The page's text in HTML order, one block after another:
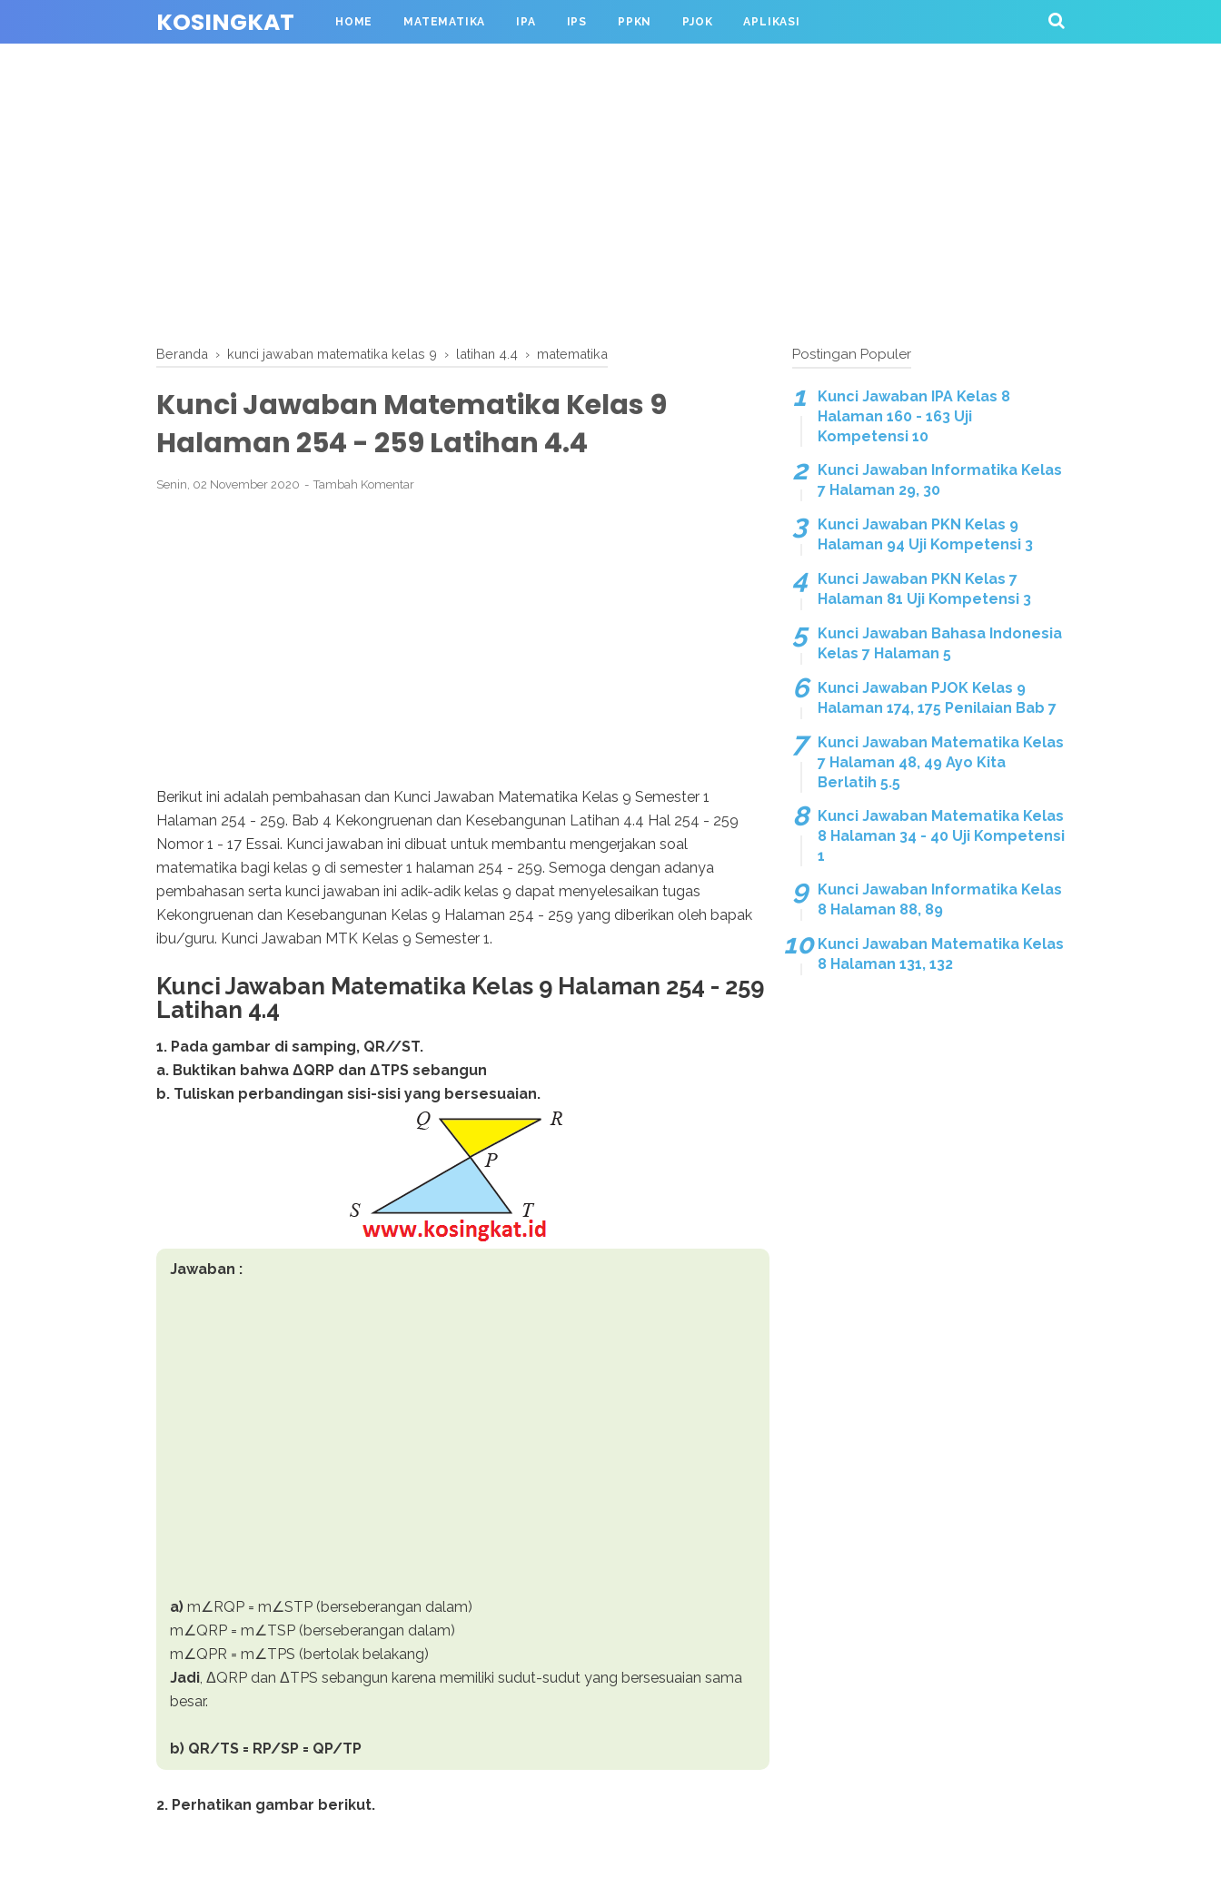
KOSINGKAT HOME MATEMATIKA IPA IPS PPKN PJOK APLIKASI
Beranda › kunci jawaban matematika kelas 9 › latihan 4.4 › matematika
Kunci Jawaban Matematika Kelas 9
Halaman 254 - 259 Latihan 4.4
Senin, 02 November 2020 Tambah Komentar
Berikut ini adalah pembahasan dan Kunci Jawaban Matematika Kelas 9 Semester 1
Halaman 254 - 259. Bab 4 Kekongruenan dan Kesebangunan Latihan 4.4 Hal 254 - 259
Nomor 1 - 17 Essai. Kunci jawaban ini dibuat untuk membantu mengerjakan soal
matematika bagi kelas 9 di semester 1 halaman 254 - 259. Semoga dengan adanya
pembahasan serta kunci jawaban ini adik-adik kelas 9 dapat menyelesaikan tugas
Kekongruenan dan Kesebangunan Kelas 9 Halaman 254 - 259 yang diberikan oleh bapak
ibu/guru. Kunci Jawaban MTK Kelas 9 Semester 1.
Kunci Jawaban Matematika Kelas 9 Halaman 254 - 259
Latihan 4.4
1. Pada gambar di samping, QR//ST.
a. Buktikan bahwa ΔQRP dan ΔTPS sebangun
b. Tuliskan perbandingan sisi-sisi yang bersesuaian.
Jawaban :
a) m∠RQP = m∠STP (berseberangan dalam)
m∠QRP = m∠TSP (berseberangan dalam)
m∠QPR = m∠TPS (bertolak belakang)
Jadi, ΔQRP dan ΔTPS sebangun karena memiliki sudut-sudut yang bersesuaian sama
besar.
b) QR/TS = RP/SP = QP/TP
2. Perhatikan gambar berikut.
Postingan Populer
Kunci Jawaban IPA Kelas 8
Halaman 160 - 163 Uji
Kompetensi 10
Kunci Jawaban Informatika Kelas
7 Halaman 29, 30
Kunci Jawaban PKN Kelas 9
Halaman 94 Uji Kompetensi 3
Kunci Jawaban PKN Kelas 7
Halaman 81 Uji Kompetensi 3
Kunci Jawaban Bahasa Indonesia
Kelas 7 Halaman 5
Kunci Jawaban PJOK Kelas 9
Halaman 174, 175 Penilaian Bab 7
Kunci Jawaban Matematika Kelas
7 Halaman 48, 49 Ayo Kita
Berlatih 5.5
Kunci Jawaban Matematika Kelas
8 Halaman 34 - 40 Uji Kompetensi
1
Kunci Jawaban Informatika Kelas
8 Halaman 88, 89
Kunci Jawaban Matematika Kelas
8 Halaman 131, 132